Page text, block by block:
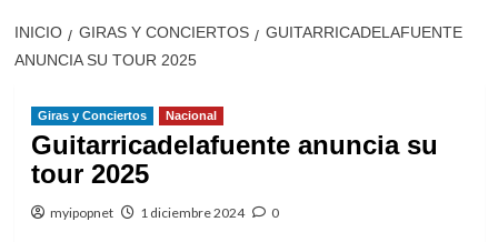
INICIO GIRAS Y CONCIERTOS
GUITARRICADELAFUENTE
ANUNCIA SU TOUR 2025
Giras y Conciertos Nacional
Guitarricadelafuente anuncia su
tour 2025
myipopnet 1 diciembre 2024 0